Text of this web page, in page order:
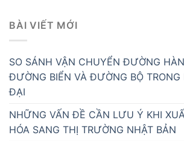
BÀI VIẾT MỚI
SO SÁNH VẬN CHUYỂN ĐƯỜNG
ĐƯỜNG BIỂN VÀ ĐƯỜNG BỘ TRONG
ĐẠI
NHỮNG VẤN ĐỀ CẦN LƯU Ý KHI
HÓA SANG THỊ TRƯỜNG NHẬT BẢN